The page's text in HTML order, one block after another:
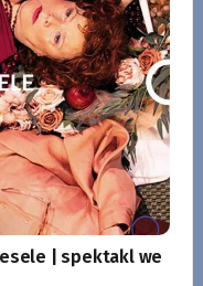
| spektakl we